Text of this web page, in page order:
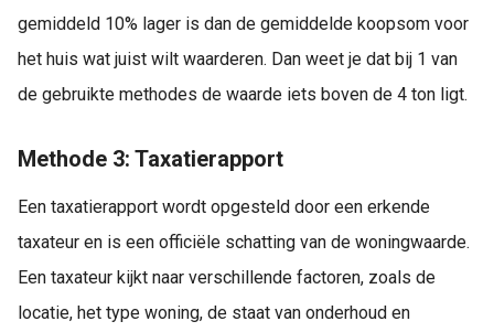
gemiddeld 10% lager is dan de gemiddelde koopsom voor
het huis wat juist wilt waarderen. Dan weet je dat bij 1 van
de gebruikte methodes de waarde iets boven de 4 ton ligt.
Methode 3: Taxatierapport
Een taxatierapport wordt opgesteld door een erkende
taxateur en is een officiële schatting van de woningwaarde.
Een taxateur kijkt naar verschillende factoren, zoals de
locatie, het type woning, de staat van onderhoud en